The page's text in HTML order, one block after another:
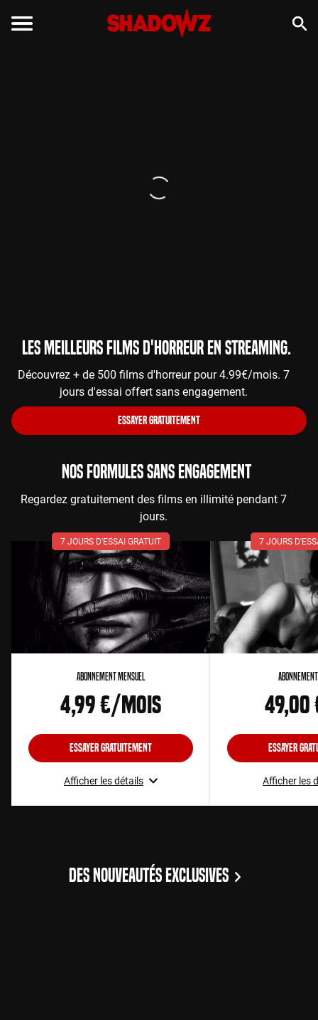
Les meilleurs films d'horreur en streaming.
Découvrez + de 500 films d'horreur pour 4.99€/mois. 7
jours d'essai offert sans engagement.
ESSAYER GRATUITEMENT
NOS FORMULES SANS ENGAGEMENT
Regardez gratuitement des films en illimité pendant 7
jours.
7 JOURS D'ESSAI GRATUIT
Abonnement Mensuel
4,99 €/mois
Essayer gratuitement
Afficher les détails
7 JOURS
Essayer
Afficher les
DES NOUVEAUTÉS EXCLUSIVES